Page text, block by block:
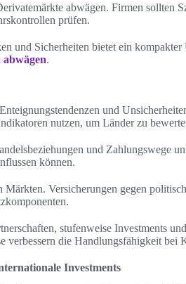
abwägen. Firmen sollten
prüfen.
und Sicherheiten bietet ein
.
und
nutzen, um Länder zu
und Zahlungswege
können.
Versicherungen gegen
stufenweise Investments
verbessern die Handlungsfähigkeit bei
Investments